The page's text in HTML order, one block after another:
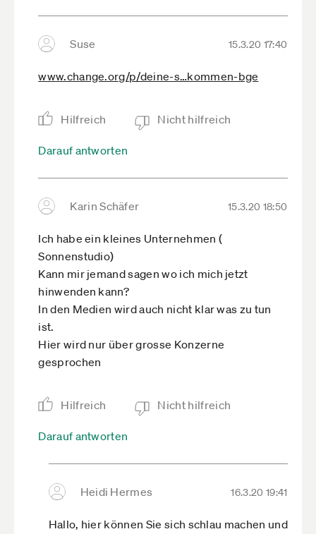
Suse 15.3.20 17:40
www.change.org­/p/deine-s­…kommen-bge
Hilfreich Nicht hilfreich
Darauf antworten
Karin Schäfer 15.3.20 18:50
Ich habe ein kleines Unternehmen (
Sonnenstudio)
Kann mir jemand sagen wo ich mich jetzt
hinwenden kann?
In den Medien wird auch nicht klar was zu tun
ist.
Hier wird nur über grosse Konzerne
gesprochen
Hilfreich Nicht hilfreich
Darauf antworten
Heidi Hermes 16.3.20 19:41
Hallo, hier können Sie sich schlau machen und